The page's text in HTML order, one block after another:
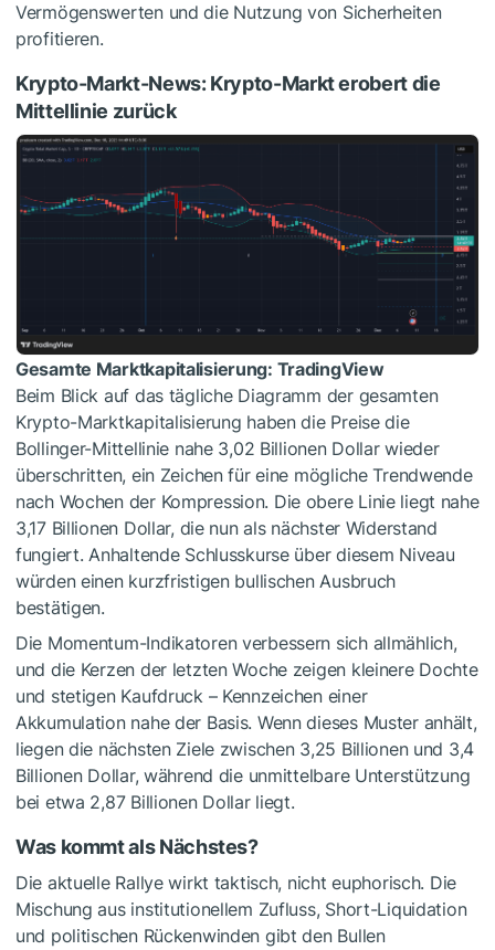
Vermögenswerten und die Nutzung von Sicherheiten
profitieren.
Krypto-Markt-News: Krypto-Markt erobert die
Mittellinie zurück
Gesamte Marktkapitalisierung: TradingView
Beim Blick auf das tägliche Diagramm der gesamten
Krypto-Marktkapitalisierung haben die Preise die
Bollinger-Mittellinie nahe 3,02 Billionen Dollar wieder
überschritten, ein Zeichen für eine mögliche Trendwende
nach Wochen der Kompression. Die obere Linie liegt nahe
3,17 Billionen Dollar, die nun als nächster Widerstand
fungiert. Anhaltende Schlusskurse über diesem Niveau
würden einen kurzfristigen bullischen Ausbruch
bestätigen.
Die Momentum-Indikatoren verbessern sich allmählich,
und die Kerzen der letzten Woche zeigen kleinere Dochte
und stetigen Kaufdruck – Kennzeichen einer
Akkumulation nahe der Basis. Wenn dieses Muster anhält,
liegen die nächsten Ziele zwischen 3,25 Billionen und 3,4
Billionen Dollar, während die unmittelbare Unterstützung
bei etwa 2,87 Billionen Dollar liegt.
Was kommt als Nächstes?
Die aktuelle Rallye wirkt taktisch, nicht euphorisch. Die
Mischung aus institutionellem Zufluss, Short-Liquidation
und politischen Rückenwinden gibt den Bullen